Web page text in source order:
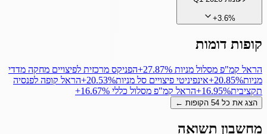
+3.6%
קופות דומות
הראל קמ"פ מסלול מניות ‎+27.87%הפניקס מרכזית לפיצויים מחקה מדדי
מניות‎+20.85%אינפיניטי פיצויים סל מניות‎+20.53%הראל קופה לפנסיה
תקציבית‎+16.95%הראל קמ"פ מסלול כללי ‎+16.67%
הצג את כל 54 הקופות ←
מחשבון תשואה